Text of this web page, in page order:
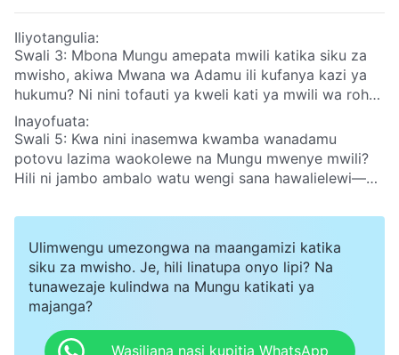
Iliyotangulia:
Swali 3: Mbona Mungu amepata mwili katika siku za
mwisho, akiwa Mwana wa Adamu ili kufanya kazi ya
hukumu? Ni nini tofauti ya kweli kati ya mwili wa roho
wa Bwana Yesu kufufuliwa kutoka kwa kifo na Mwana
wa Adamu mwenye mwili? Hili ni suala ambalo
hatulielewi—tafadhali shiriki ushirika kuhusu hili.
Inayofuata:
Swali 5: Kwa nini inasemwa kwamba wanadamu
potovu lazima waokolewe na Mungu mwenye mwili?
Hili ni jambo ambalo watu wengi sana hawalielewi—
Ulimwengu umezongwa na maangamizi katika
siku za mwisho. Je, hili linatupa onyo lipi? Na
tunawezaje kulindwa na Mungu katikati ya
majanga?
Wasiliana nasi kupitia WhatsApp